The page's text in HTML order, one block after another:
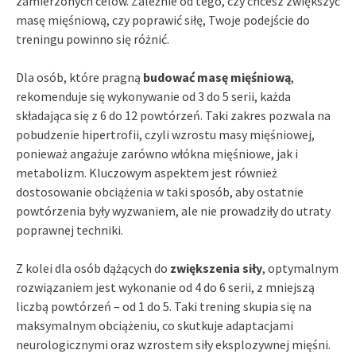
masę mięśniową, czy poprawić siłę, Twoje podejście do
treningu powinno się różnić.
Dla osób, które pragną budować masę mięśniową,
rekomenduje się wykonywanie od 3 do 5 serii, każda
składająca się z 6 do 12 powtórzeń. Taki zakres pozwala na
pobudzenie hipertrofii, czyli wzrostu masy mięśniowej,
ponieważ angażuje zarówno włókna mięśniowe, jak i
metabolizm. Kluczowym aspektem jest również
dostosowanie obciążenia w taki sposób, aby ostatnie
powtórzenia były wyzwaniem, ale nie prowadziły do utraty
poprawnej techniki.
Z kolei dla osób dążących do zwiększenia siły, optymalnym
rozwiązaniem jest wykonanie od 4 do 6 serii, z mniejszą
liczbą powtórzeń – od 1 do 5. Taki trening skupia się na
maksymalnym obciążeniu, co skutkuje adaptacjami
neurologicznymi oraz wzrostem siły eksplozywnej mięśni.